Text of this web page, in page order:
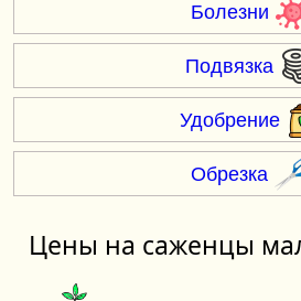
Болезни
Подвязка
Удобрение
Обрезка
Цены на саженцы